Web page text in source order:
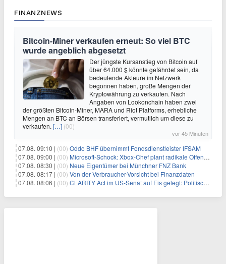
FINANZNEWS
Bitcoin-Miner verkaufen erneut: So viel BTC
wurde angeblich abgesetzt
Der jüngste Kursanstieg von Bitcoin auf
über 64.000 $ könnte gefährdet sein, da
bedeutende Akteure im Netzwerk
begonnen haben, große Mengen der
Kryptowährung zu verkaufen. Nach
Angaben von Lookonchain haben zwei
der größten Bitcoin-Miner, MARA und Riot Platforms, erhebliche
Mengen an BTC an Börsen transferiert, vermutlich um diese zu
verkaufen. […] (00)
vor 45 Minuten
07.08. 09:10 | (00) Oddo BHF übernimmt Fondsdienstleister IFSAM
07.08. 09:00 | (00) Microsoft-Schock: Xbox-Chef plant radikale Offensive – Gewinnmarge bis 2030 verdoppelt?
07.08. 08:30 | (00) Neue Eigentümer bei Münchner FNZ Bank
07.08. 08:17 | (00) Von der Verbraucher-Vorsicht bei Finanzdaten
07.08. 08:06 | (00) CLARITY Act im US-Senat auf Eis gelegt: Politische Differenzen verzögern Krypto-Gesetzgebung bis September